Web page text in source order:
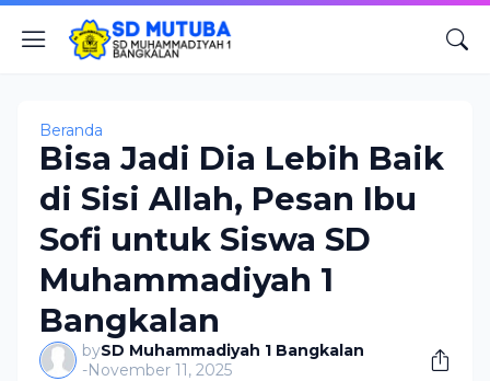
Beranda
Bisa Jadi Dia Lebih Baik
di Sisi Allah, Pesan Ibu
Sofi untuk Siswa SD
Muhammadiyah 1
Bangkalan
bySD Muhammadiyah 1 Bangkalan
-November 11, 2025